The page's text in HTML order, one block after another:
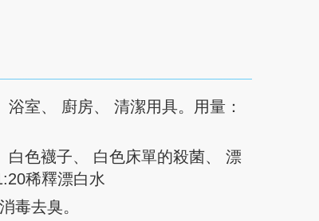
室、 廚房、 清潔用具。用量：
白色襪子、 白色床單的殺菌、 漂
稀釋漂白水
毒去臭。